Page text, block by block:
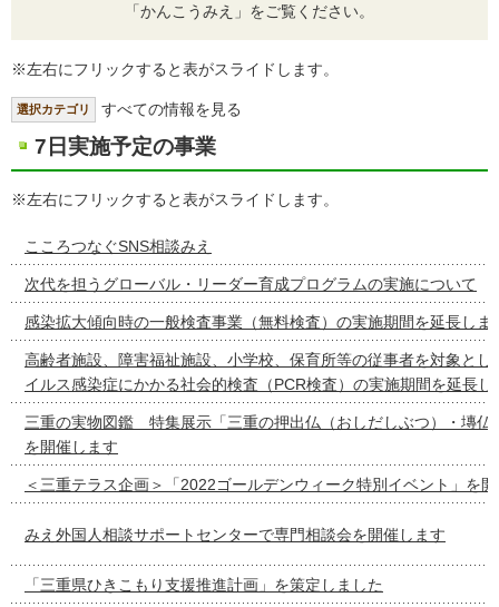
「かんこうみえ」をご覧ください。
※左右にフリックすると表がスライドします。
選択カテゴリ すべての情報を見る
7日実施予定の事業
※左右にフリックすると表がスライドします。
こころつなぐSNS相談みえ
次代を担うグローバル・リーダー育成プログラムの実施について
感染拡大傾向時の一般検査事業（無料検査）の実施期間を延長しま
高齢者施設、障害福祉施設、小学校、保育所等の従事者を対象とし
イルス感染症にかかる社会的検査（PCR検査）の実施期間を延長し
三重の実物図鑑 特集展示「三重の押出仏（おしだしぶつ）・塼仏
を開催します
＜三重テラス企画＞「2022ゴールデンウィーク特別イベント」を
みえ外国人相談サポートセンターで専門相談会を開催します
「三重県ひきこもり支援推進計画」を策定しました